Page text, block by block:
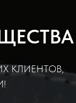
КЛИЕНТОВ,